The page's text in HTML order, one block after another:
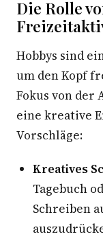
Die Rolle
Hobbys sind
um den Kopf
Fokus von der
eine kreative
Vorschläge:
Kreatives
Tagebuch
Schreiben